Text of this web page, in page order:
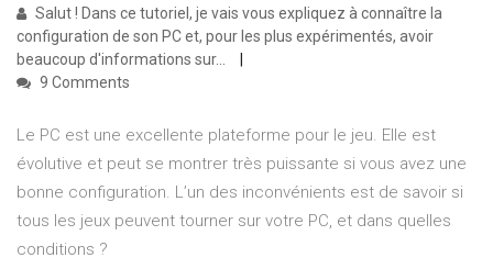
Salut ! Dans ce tutoriel, je vais vous expliquez à connaître la
configuration de son PC et, pour les plus expérimentés, avoir
beaucoup d'informations sur...
9 Comments
Le PC est une excellente plateforme pour le jeu. Elle est
évolutive et peut se montrer très puissante si vous avez une
bonne configuration. L’un des inconvénients est de savoir si
tous les jeux peuvent tourner sur votre PC, et dans quelles
conditions ?